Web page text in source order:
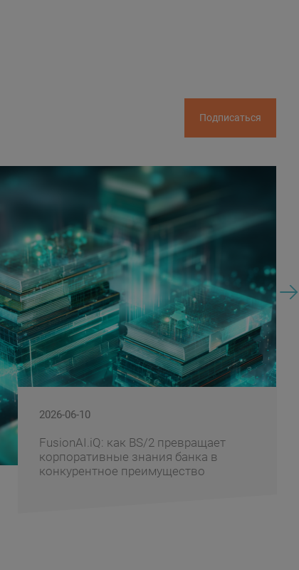
Подписаться
банка в
BS/2 отметила
вклад в развитие
банкинга и